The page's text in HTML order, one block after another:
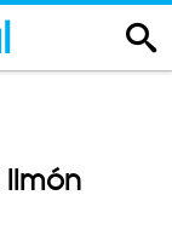
limón